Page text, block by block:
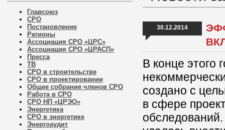
Главсоюз
СРО
Постановление
Регионы
Ассоциация СРО «ЦРС»
Ассоциация СРО «ЦРАСП»
Пресса
ТВ
СРО в строительстве
СРО в проектировании
Общее собрание членов СРО
Работа в СРО
СРО НП «ЦРЭО»
Энергетика
СРО в энергетике
Энергоаудит
30.12.2014
В конце этого
создано с
в сфере